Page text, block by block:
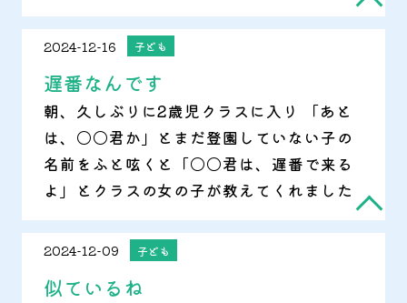
当に寝ているのかチェックをしてみること
に。Yちゃんの腕を上げて「寝ている人は
て持ち上げた腕を離すと、、ぴーーん！と
腕は上がったままでした。Yちゃんの純粋
さにほっこりした場面でした。
2024-12-16 子ども
遅番なんです
朝、久しぶりに2歳児クラスに入り 「あと
は、〇〇君か」とまだ登園していない子の
名前をふと呟くと「〇〇君は、遅番で来る
よ」とクラスの女の子が教えてくれました
遅番…って笑ってしまいました。
2024-12-09 子ども
似ているね